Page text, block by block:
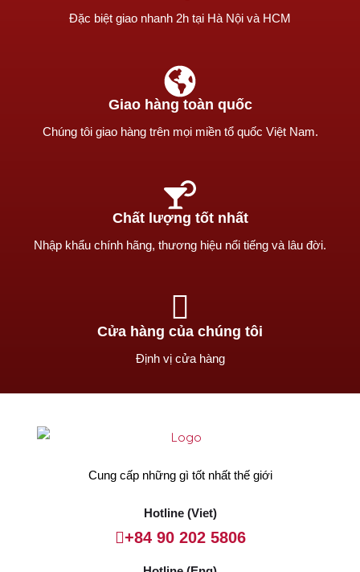
Ðặc biệt giao nhanh 2h tại Hà Nội và HCM
Giao hàng toàn quốc
Chúng tôi giao hàng trên mọi miền tổ quốc Việt Nam.
Chất lượng tốt nhất
Nhập khẩu chính hãng, thương hiệu nổi tiếng và lâu đời.
Cửa hàng của chúng tôi
Định vị cửa hàng
Cung cấp những gì tốt nhất thế giới
Hotline (Viet)
+84 90 202 5806